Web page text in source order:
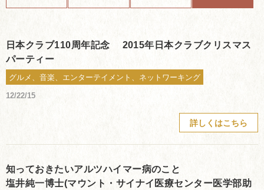
日本クラブ110周年記念 2015年日本クラブクリスマス
パーティー
グルメ、音楽、エンターテイメント、ネットワーキング
12/22/15
詳しくはこちら
知っておきたいアルツハイマー病のこと
塩井純一博士(マウント・サイナイ医療センター医学部助